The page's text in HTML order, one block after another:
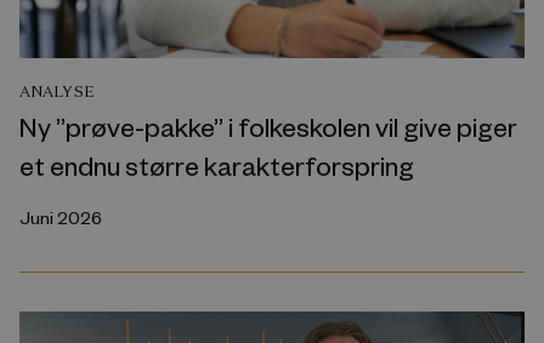
ANALYSE
Ny ”prøve-pakke” i folkeskolen vil give piger
et endnu større karakterforspring
Juni 2026